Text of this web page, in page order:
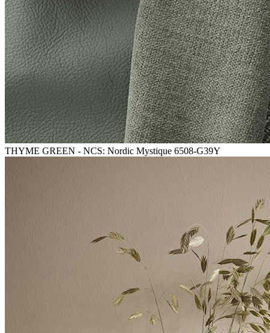
THYME GREEN - NCS: Nordic Mystique 6508-G39Y